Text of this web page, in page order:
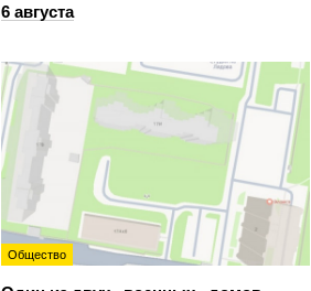
6 августа
Общество